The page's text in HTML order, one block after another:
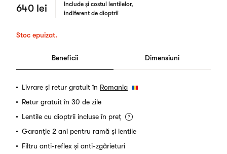
640 lei
Include și costul lentilelor,
indiferent de dioptrii
Stoc epuizat.
Beneficii Dimensiuni
Livrare și retur gratuit în Romania
Retur gratuit în 30 de zile
Lentile cu dioptrii incluse în preț
Garanție 2 ani pentru ramă și lentile
Filtru anti-reflex și anti-zgârieturi